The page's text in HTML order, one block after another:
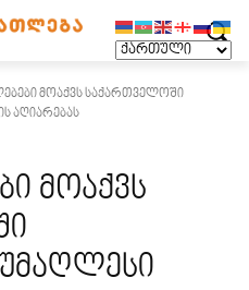
მოაქვს საქართველოში
აღიარებას
მოაქვს